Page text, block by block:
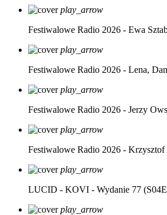
play_arrow
Festiwalowe Radio 2026 - Ewa
play_arrow
Festiwalowe Radio 2026 - Lena,
play_arrow
Festiwalowe Radio 2026 - Jerzy
play_arrow
Festiwalowe Radio 2026 -
play_arrow
LUCID - KOVI - Wydanie 77
play_arrow